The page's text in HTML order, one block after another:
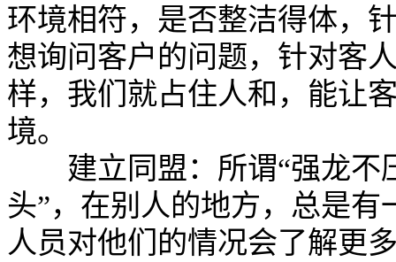
环境相符，是否整洁得体，
想询问客户的问题，针对客
样，我们就占住人和，能让
境。
建立同盟：所谓“强龙不
头”，在别人的地方，总是
人员对他们的情况会了解更